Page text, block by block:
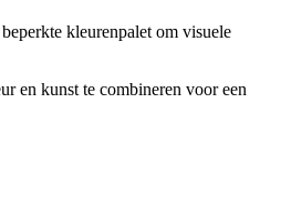
kleurenpalet om visuele
en kunst te combineren voor een